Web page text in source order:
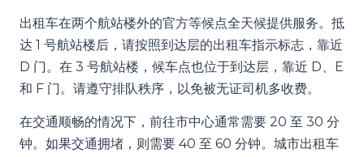
出租车在两个航站楼外的官方等候点全天候提供服务。抵
达 1 号航站楼后，请按照到达层的出租车指示标志，靠近
D 门。在 3 号航站楼，候车点也位于到达层，靠近 D、E
和 F 门。请遵守排队秩序，以免被无证司机多收费。
在交通顺畅的情况下，前往市中心通常需要 20 至 30 分
钟。如果交通拥堵，则需要 40 至 60 分钟。城市出租车